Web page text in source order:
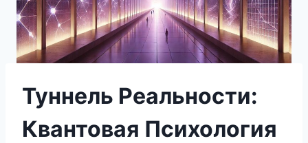
Туннель Реальности:
Квантовая Психология